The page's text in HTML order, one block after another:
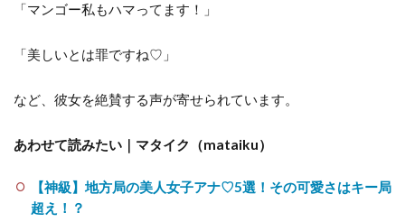
「マンゴー私もハマってます！」
「美しいとは罪ですね♡」
など、彼女を絶賛する声が寄せられています。
あわせて読みたい｜マタイク（mataiku）
【神級】地方局の美人女子アナ♡5選！その可愛さはキー局
超え！？